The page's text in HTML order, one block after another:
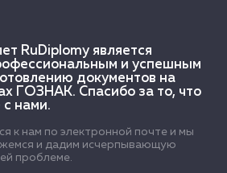
RuDiplomy является
и успешным
документов на
ГОЗНАК. Спасибо за то, что
с нами.
к нам по электронной почте и мы
и дадим исчерпывающую
проблеме.